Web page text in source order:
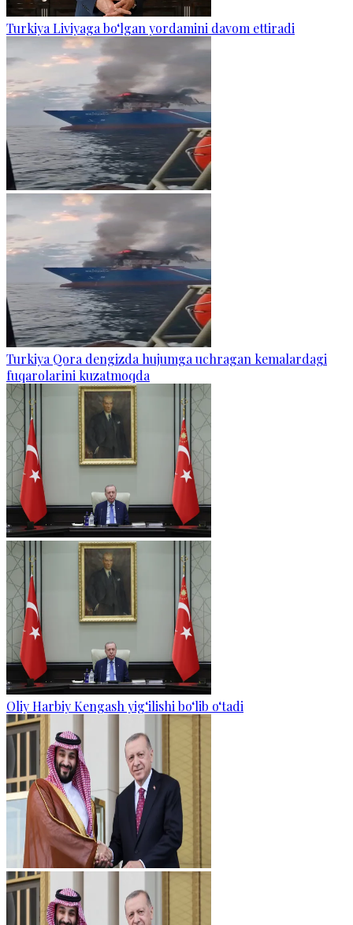
Turkiya Liviyaga bo‘lgan yordamini davom ettiradi
Turkiya Qora dengizda hujumga uchragan kemalardagi
fuqarolarini kuzatmoqda
Oliy Harbiy Kengash yig‘ilishi bo‘lib o‘tadi